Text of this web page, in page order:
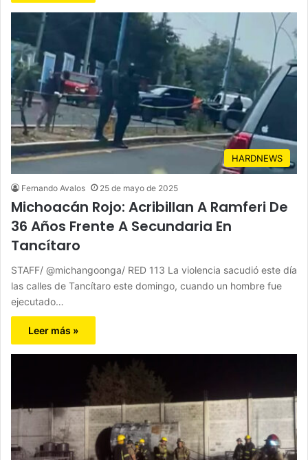
HARDNEWS
Fernando Avalos 25 de mayo de 2025
Michoacán Rojo: Acribillan A Ramferi De
36 Años Frente A Secundaria En
Tancítaro
STAFF/ @michangoonga/ RED 113 La violencia sacudió este día
las calles de Tancítaro este domingo, cuando un hombre fue
ejecutado…
Leer más »